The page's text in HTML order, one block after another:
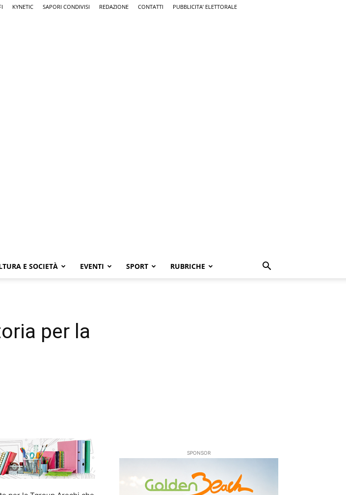
KYNETIC SAPORI CONDIVISI REDAZIONE CONTATTI PUBBLICITA’ ELETTORALE
E SOCIETÀ EVENTI SPORT RUBRICHE
per la
SPONSOR